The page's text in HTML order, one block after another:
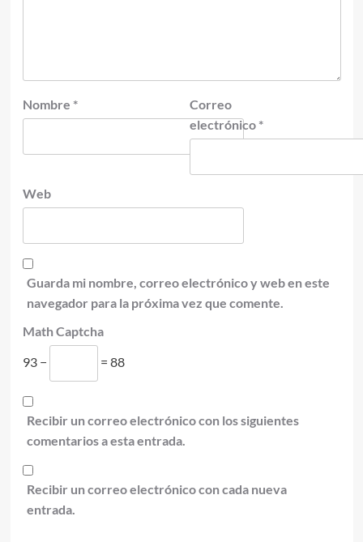
Nombre *
Correo
electrónico *
Web
Guarda mi nombre, correo electrónico y web en este
navegador para la próxima vez que comente.
Math Captcha
93 −
= 88
Recibir un correo electrónico con los siguientes
comentarios a esta entrada.
Recibir un correo electrónico con cada nueva
entrada.